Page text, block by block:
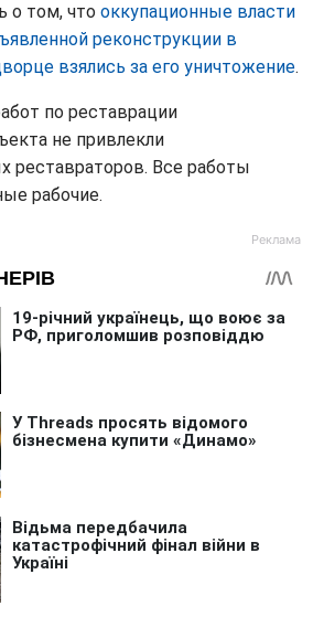
о том, что оккупационные власти
реконструкции в
взялись за его уничтожение.
по реставрации
не привлекли
реставраторов. Все работы
рабочие.